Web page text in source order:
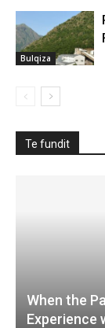
Bulqiza
Te fundit
When the
Experience